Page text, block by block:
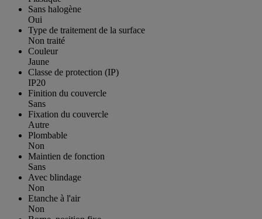
Sans halogène
Oui
Type de traitement de la surface
Non traité
Couleur
Jaune
Classe de protection (IP)
IP20
Finition du couvercle
Sans
Fixation du couvercle
Autre
Plombable
Non
Maintien de fonction
Sans
Avec blindage
Non
Etanche à l'air
Non